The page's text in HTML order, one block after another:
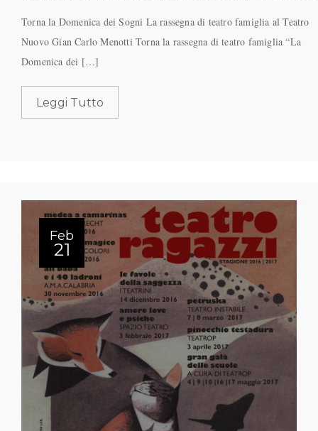
Torna la Domenica dei Sogni La rassegna di teatro famiglia al Teatro
Nuovo Gian Carlo Menotti Torna la rassegna di teatro famiglia “La
Domenica dei […]
Leggi Tutto
Feb
21